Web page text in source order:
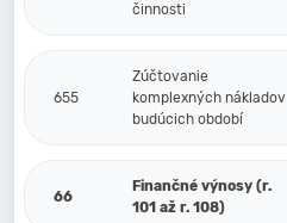
činnosti
655
Zúčtovanie
komplexných nákladov
budúcich období
66
Finančné výnosy (r.
101 až r. 108)